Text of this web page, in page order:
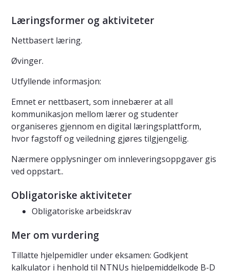
Læringsformer og aktiviteter
Nettbasert læring.
Øvinger.
Utfyllende informasjon:
Emnet er nettbasert, som innebærer at all
kommunikasjon mellom lærer og studenter
organiseres gjennom en digital læringsplattform,
hvor fagstoff og veiledning gjøres tilgjengelig.
Nærmere opplysninger om innleveringsoppgaver gis
ved oppstart..
Obligatoriske aktiviteter
Obligatoriske arbeidskrav
Mer om vurdering
Tillatte hjelpemidler under eksamen: Godkjent
kalkulator i henhold til NTNUs hjelpemiddelkode B-D